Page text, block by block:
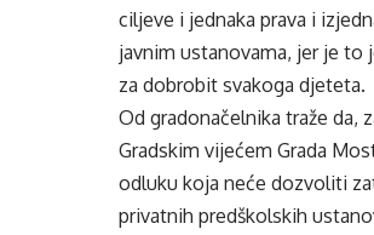
ciljeve i jednaka prava i
javnim ustanovama, jer je to
za dobrobit svakoga djeteta.
Od gradonačelnika traže da,
Gradskim vijećem Grada
odluku koja neće dozvoliti
privatnih predškolskih